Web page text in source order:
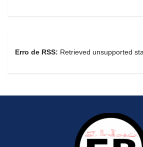
Erro de RSS: Retrieved unsupported